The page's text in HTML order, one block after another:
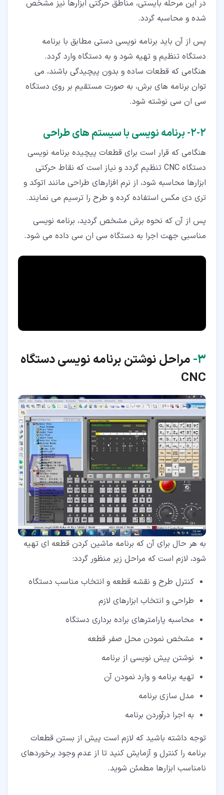
در این مرحله بایستی، مناطق حرکتی ابزارها نیز مشخص
شده و محاسبه گردد.
پس از آن باید برنامه نویسی دستی مطابق با برنامه
دستگاه تنظیم و تهیه شود و به دستگاه وارد گردد.
هنگامی که قطعات ساده و بدون پیچیدگی باشند، می
توان برنامه های برش، به صورت مستقیم بر روی دستگاه
سی ان سی نوشته شود.
۲‏-‏۲‏- برنامه نویسی با سیستم های طراحی
هنگامی که قرار است برای قطعات پیچیده برنامه نویسی
دستگاه CNC تنظیم گردد و نیاز است که نقاط حرکتی
ابزارها محاسبه شود، از نرم افزارهای طراحی مانند اتوکد و
تری دی مکس استفاده کرده و طرح را ترسیم می نمایند.
پس از آن که نحوه برش مشخص گردید، برنامه نویسی
مناسبی جهت اجرا به دستگاه سی ان سی داده می شود.
۳‏- مراحل نوشتن برنامه نویسی دستگاه
CNC
به هر حال برای آن که برنامه ماشین کردن قطعه ای تهیه
شود، لازم است که مراحل زیر منظور گردد:
کنترل طرح و نقشه قطعه و انتخاب مناسب دستگاه
طراحی و انتخاب ابزارهای لازم
محاسبه پارامترهای براده برداری دستگاه
مشخص نمودن محل صفر قطعه
نوشتن پیش نویسی از برنامه
تهیه برنامه و وارد نمودن آن
مدل سازی برنامه
به اجرا درآوردن برنامه
توجه داشته باشید که لازم است پیش از بستن قطعات
برنامه را کنترل و آزمایش کنید تا از عدم وجود برخوردهای
نامناسب ابزارها مطمئن شوید.